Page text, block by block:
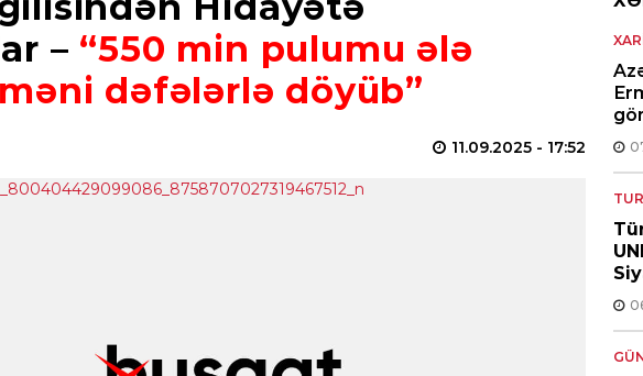
– “550 min pulumu ələ
dəfələrlə döyüb”
11.09.2025 - 17:52